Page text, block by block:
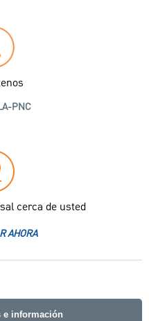
PNC
cerca de usted
AHORA
e información